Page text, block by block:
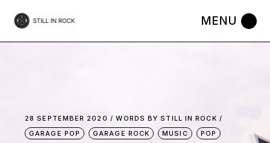
the
28 SEPTEMBER 2020 WORDS BYSTILL IN ROCK
GARAGE POP
GARAGE ROCK MUSIC POP